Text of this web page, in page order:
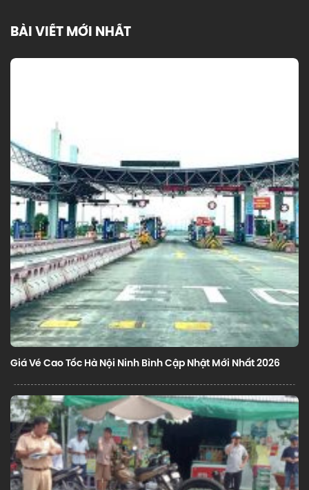
BÀI VIẾT MỚI NHẤT
Giá Vé Cao Tốc Hà Nội Ninh Bình Cập Nhật Mới Nhất 2026